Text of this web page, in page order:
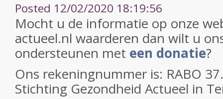
Posted 12/02/2020 18:19:56
Mocht u de informatie op onze
actueel.nl waarderen dan wilt u
ondersteunen met een donatie?
Ons rekeningnummer is: RABO
Stichting Gezondheid Actueel in